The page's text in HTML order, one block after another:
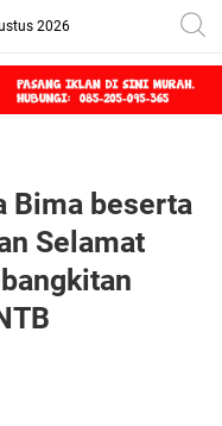
2026
Bima beserta
Selamat